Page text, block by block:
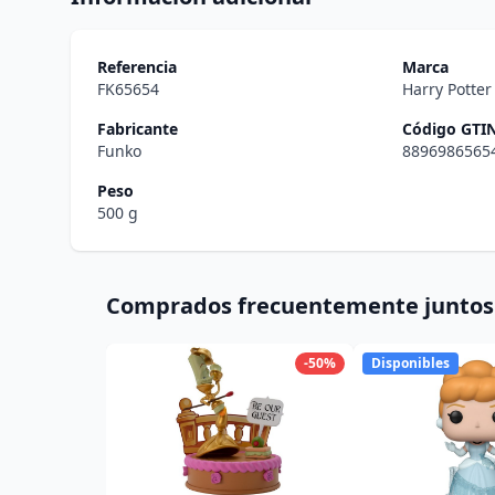
Referencia
FK65654
Marca
Harry
Fabricante
Funko
Código
Peso
500 g
Comprados frecuentemente juntos
-50% Disponibles